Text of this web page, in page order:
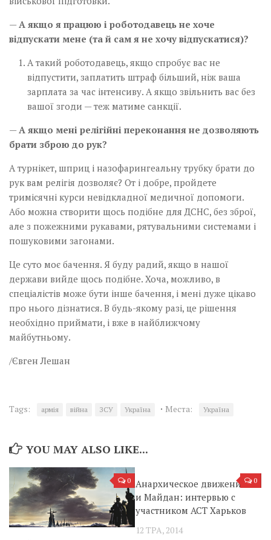
—А якщо я працюю і роботодавець не хоче
відпускати мене (та й сам я не хочу відпускатися)?
А такий роботодавець, якщо спробує вас не
відпустити, заплатить штраф більший, ніж ваша
зарплата за час інтенсиву. А якщо звільнить вас без
вашої згоди — теж матиме санкції.
—А якщо мені релігійні переконання не дозволяють
брати зброю до рук?
А турнікет, шприц і назофарингеальну трубку брати до
рук вам релігія дозволяє? От і добре, пройдете
тримісячні курси невідкладної медичної допомоги.
Або можна створити щось подібне для ДСНС, без зброї,
але з пожежними рукавами, рятувальними системами і
пошуковими загонами.
Це суто моє бачення. Я буду радий, якщо в нашої
держави вийде щось подібне. Хоча, можливо, в
спеціалістів може бути інше бачення, і мені дуже цікаво
про нього дізнатися. В будь-якому разі, це рішення
необхідно приймати, і вже в найближчому
майбутньому.
/Євген Лешан
Tags: армія війна ЗСУ Україна · Места: Україна
YOU MAY ALSO LIKE...
0 0
Анархическое движение
и Майдан: интервью с
участником АСТ Харьков
12 ТРА, 2014